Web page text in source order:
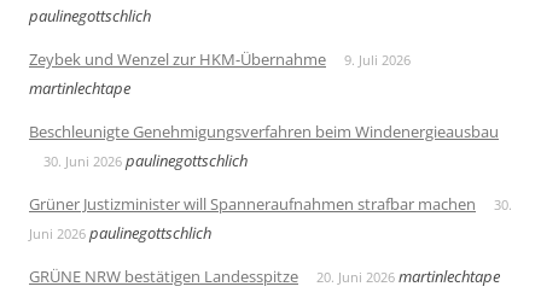
paulinegottschlich
Zeybek und Wenzel zur HKM-Übernahme
9. Juli 2026
martinlechtape
Beschleunigte Genehmigungsverfahren beim Windenergieausbau
30. Juni 2026 paulinegottschlich
Grüner Justizminister will Spanneraufnahmen strafbar machen
30.
Juni 2026 paulinegottschlich
GRÜNE NRW bestätigen Landesspitze
20. Juni 2026 martinlechtape